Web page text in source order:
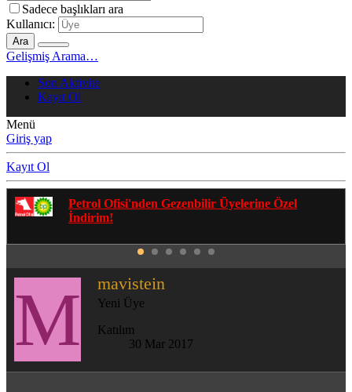
Sadece başlıkları ara
Kullanıcı:
Ara
Gelişmiş Arama…
Son Aktivite
Kayıt Ol
Menü
Giriş yap
Kayıt Ol
Gezenbilir Whatsapp Grupları'na Katılmak İçin
Tıklayın
M mavistein
Yeni Üye
Katılım
30 Mar 2017